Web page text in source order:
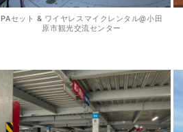
PAセット & ワイヤレスマイクレンタル@小田
原市観光交流センター